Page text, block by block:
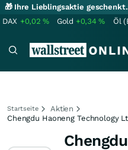
🎁 Ihre Lieblingsaktie
DAX +0,02% Gold +0,34% Öl
Startseite
Aktien
Chengdu Haoneng Technology